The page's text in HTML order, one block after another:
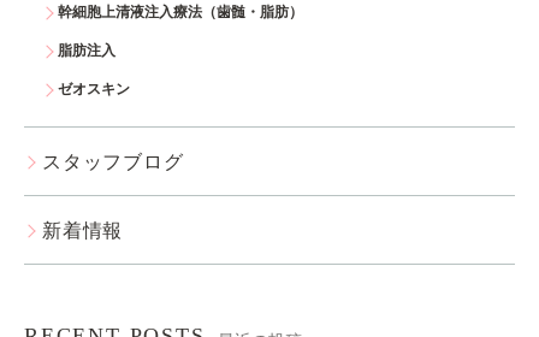
幹細胞上清液注入療法（歯髄・脂肪）
脂肪注入
ゼオスキン
スタッフブログ
新着情報